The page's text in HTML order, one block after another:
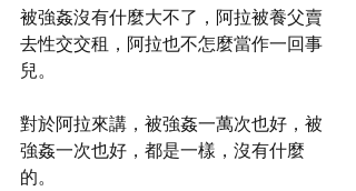
被強姦沒有什麼大不了，阿拉被養父賣
去性交交租，阿拉也不怎麼當作一回事
兒。
對於阿拉來講，被強姦一萬次也好，被
強姦一次也好，都是一樣，沒有什麼
的。